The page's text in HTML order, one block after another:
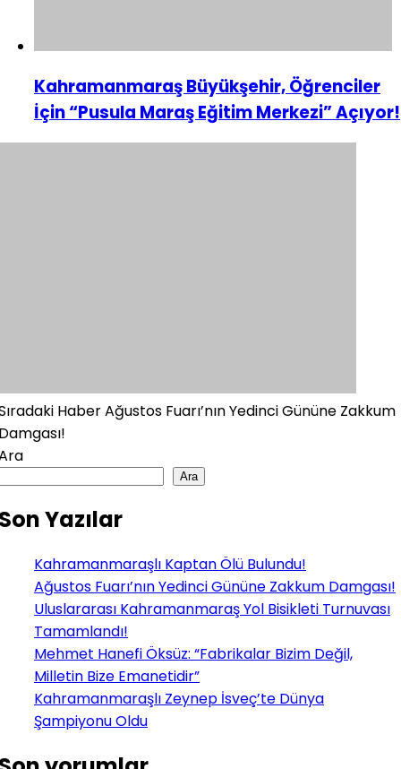
Kahramanmaraş Büyükşehir, Öğrenciler
İçin “Pusula Maraş Eğitim Merkezi” Açıyor!
HaberAğustos Fuarı’nın Yedinci Gününe Zakkum
Ara
Yazılar
Kahramanmaraşlı Kaptan Ölü Bulundu!
Ağustos Fuarı’nın Yedinci Gününe Zakkum Damgası!
Uluslararası Kahramanmaraş Yol Bisikleti Turnuvası
Tamamlandı!
Mehmet Hanefi Öksüz: “Fabrikalar Bizim Değil,
Milletin Bize Emanetidir”
Kahramanmaraşlı Zeynep İsveç’te Dünya
Şampiyonu Oldu